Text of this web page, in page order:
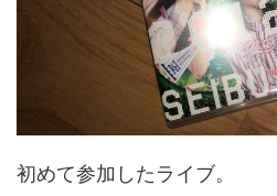
初めて参加したライブ。